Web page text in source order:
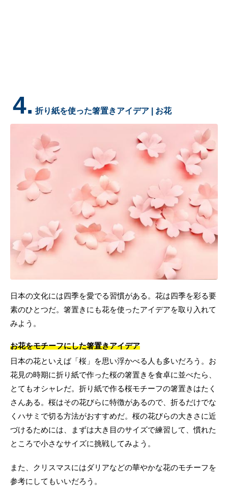
4. 折り紙を使った箸置きアイデア | お花
日本の文化には四季を愛でる習慣がある。花は四季を彩る要
素のひとつだ。箸置きにも花を使ったアイデアを取り入れて
みよう。
お花をモチーフにした箸置きアイデア
日本の花といえば「桜」を思い浮かべる人も多いだろう。お
花見の時期に折り紙で作った桜の箸置きを食卓に並べたら、
とてもオシャレだ。折り紙で作る桜モチーフの箸置きはたく
さんある。桜はその花びらに特徴があるので、折るだけでな
くハサミで切る方法がおすすめだ。桜の花びらの大きさに近
づけるためには、まずは大き目のサイズで練習して、慣れた
ところで小さなサイズに挑戦してみよう。
また、クリスマスにはダリアなどの華やかな花のモチーフを
参考にしてもいいだろう。